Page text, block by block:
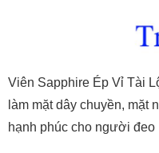
Viên Sapphire Ép Vỉ Tài
làm mặt dây chuyền, mặt
hạnh phúc cho người đeo